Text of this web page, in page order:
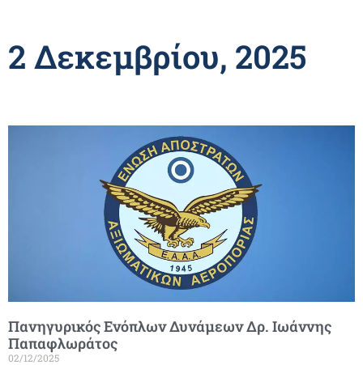
2 Δεκεμβρίου, 2025
Πανηγυρικός Ενόπλων Δυνάμεων Δρ. Ιωάννης
Παπαφλωράτος
02/12/2025